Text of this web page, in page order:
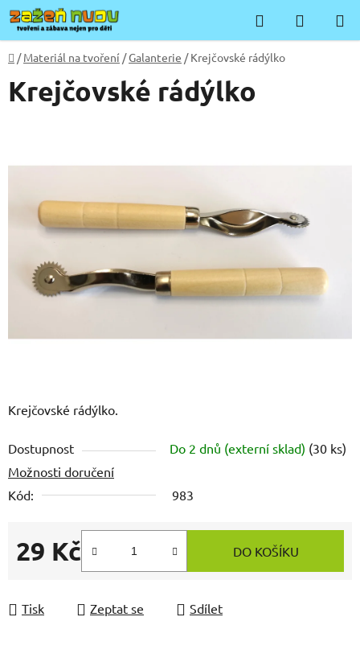
Přejít
na
obsah
Hledat
KOŠÍK
Domů
/ Materiál na tvoření /Galanterie / Krejčovské rádýlko
Krejčovské rádýlko.
Dostupnost Do 2 dnů (externí sklad) (30 ks)
Možnosti doručení
Kód:
983
29 Kč
Měrná cena:
DO KOŠÍKU
Tisk Zeptat se Sdílet
Krejčovské rádýlko